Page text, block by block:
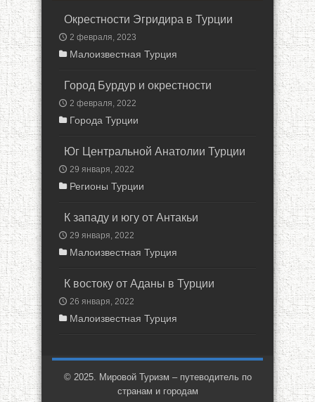
Окрестности Эгридира в Турции
2 февраля, 2023
Малоизвестная Турция
Город Бурдур и окрестности
2 февраля, 2022
Города Турции
Юг Центральной Анатолии Турции
29 января, 2022
Регионы Турции
К западу и югу от Антакьи
29 января, 2022
Малоизвестная Турция
К востоку от Аданы в Турции
26 января, 2022
Малоизвестная Турция
© 2025. Мировой Туризм – путеводитель по
странам и городам